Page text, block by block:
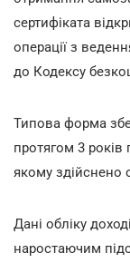
сертифіката
операції з
до Кодексу
Типова форма
протягом 3 років
якому здійснено
Дані обліку
наростаючим